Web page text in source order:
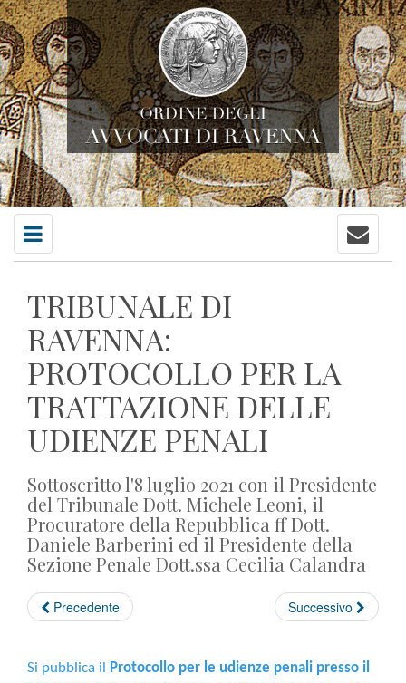
Menu
principale
Contatti
TRIBUNALE DI
RAVENNA:
PROTOCOLLO PER LA
TRATTAZIONE DELLE
UDIENZE PENALI
Sottoscritto l'8 luglio 2021 con il Presidente
del Tribunale Dott. Michele Leoni, il
Procuratore della Repubblica ff Dott.
Daniele Barberini ed il Presidente della
Sezione Penale Dott.ssa Cecilia Calandra
Precedente Successivo
Si pubblica il
Protocollo per le udienze penali presso il